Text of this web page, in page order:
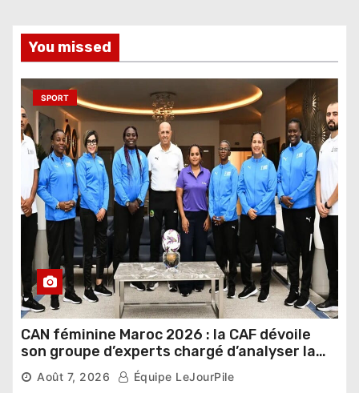
You missed
SPORT
CAN féminine Maroc 2026 : la CAF dévoile
son groupe d’experts chargé d’analyser la
compétition
Août 7, 2026 Équipe LeJourPile